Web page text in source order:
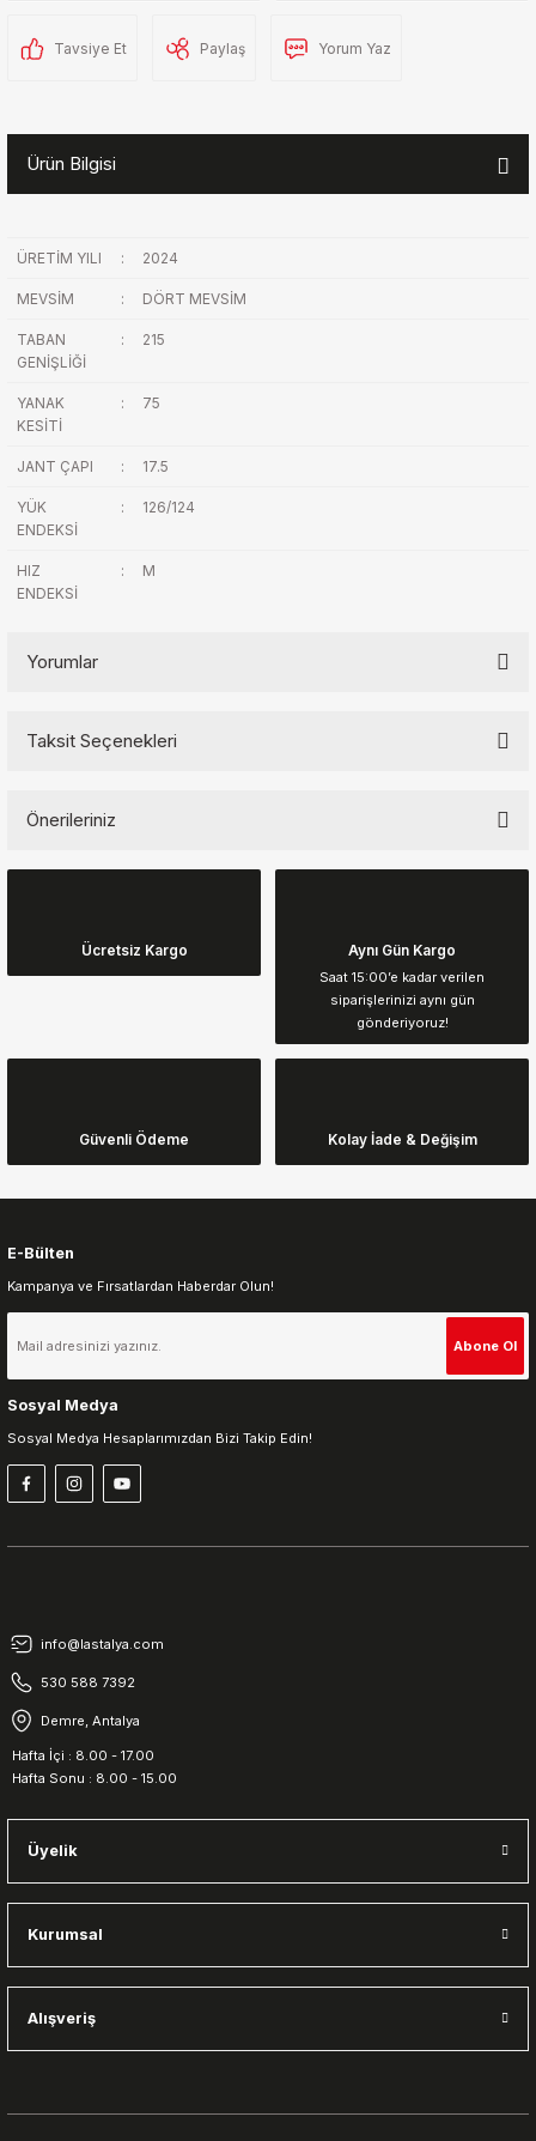
Tavsiye Et Paylaş Yorum Yaz
Ürün Bilgisi
ÜRETİM YILI : 2024
MEVSİM : DÖRT MEVSİM
TABAN
GENİŞLİĞİ
: 215
YANAK
KESİTİ
: 75
JANT ÇAPI : 17.5
YÜK
ENDEKSİ
: 126/124
HIZ
ENDEKSİ
: M
Yorumlar
Taksit Seçenekleri
Önerileriniz
Görüş ve önerileriniz için teşekkür ederiz.
Ürün resmi kalitesiz, bozuk veya görüntülenemiyor.
Ürün açıklamasında eksik bilgiler bulunuyor.
Gönder
Ücretsiz Kargo Aynı Gün Kargo
Saat 15:00’e kadar verilen
siparişlerinizi aynı gün
gönderiyoruz!
Güvenli Ödeme Kolay İade & Değişim
E-Bülten
Kampanya ve Fırsatlardan Haberdar Olun!
Abone Ol
Sosyal Medya
Sosyal Medya Hesaplarımızdan Bizi Takip Edin!
info@lastalya.com
530 588 7392
Demre, Antalya
Hafta İçi : 8.00 - 17.00
Hafta Sonu : 8.00 - 15.00
Üyelik
Kurumsal
Alışveriş